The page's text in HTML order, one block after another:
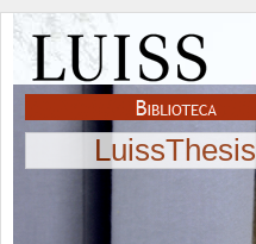
LuissThesis